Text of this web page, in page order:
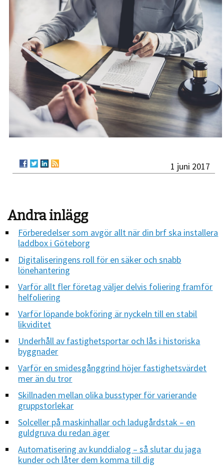
1 juni 2017
Andra inlägg
Förberedelser som avgör allt när din brf ska installera
laddbox i Göteborg
Digitaliseringens roll för en säker och snabb
lönehantering
Varför allt fler företag väljer delvis foliering framför
helfoliering
Varför löpande bokföring är nyckeln till en stabil
likviditet
Underhåll av fastighetsportar och lås i historiska
byggnader
Varför en smidesgånggrind höjer fastighetsvärdet
mer än du tror
Skillnaden mellan olika busstyper för varierande
gruppstorlekar
Solceller på maskinhallar och ladugårdstak – en
guldgruva du redan äger
Automatisering av kunddialog – så slutar du jaga
kunder och låter dem komma till dig